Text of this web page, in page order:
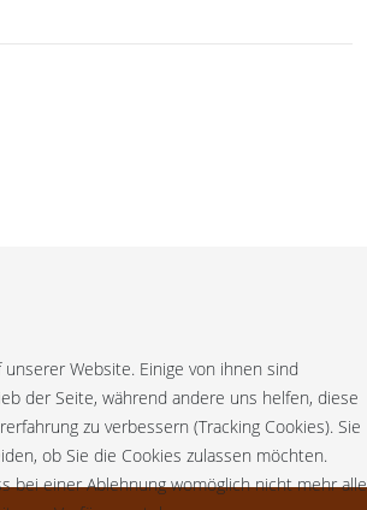
Website. Einige von ihnen sind
der Seite, während andere uns helfen, diese
zu verbessern (Tracking Cookies). Sie
ob Sie die Cookies zulassen möchten.
bei einer Ablehnung womöglich nicht mehr alle